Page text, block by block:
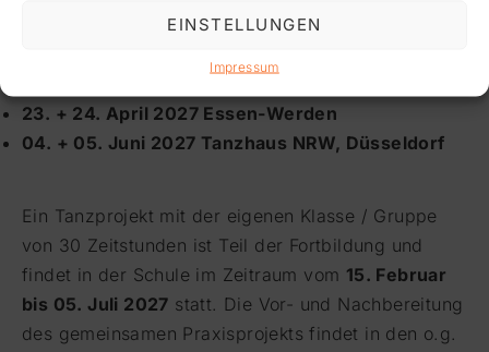
EINSTELLUNGEN
Impressum
27. + 28. November 2026 Deutsche
23. + 24. April 2027 Essen-Werden
04. + 05. Juni 2027 Tanzhaus NRW, Düsseldorf
Ein Tanzprojekt mit der eigenen Klasse / Gruppe
von 30 Zeitstunden ist Teil der Fortbildung und
findet in der Schule im Zeitraum vom 15. Februar
bis 05. Juli 2027 statt. Die Vor- und Nachbereitung
des gemeinsamen Praxisprojekts findet in den o.g.